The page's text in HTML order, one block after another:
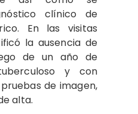
clínico de
En las visitas
la ausencia de
de un año de
y con
de imagen,
alta.